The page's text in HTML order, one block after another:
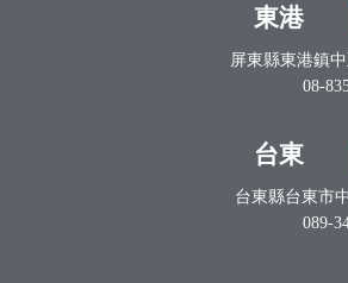
東港
屏東縣東港鎮
08-
台東
台東縣台東市
089-